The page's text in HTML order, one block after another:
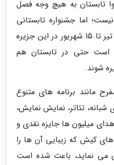
تابستان به هیچ وجه فصل
اما جشنواره تابستانی
کیش که هر سال از تاریخ 15 تیر تا 15 شهریور در این جزیره
است حتی در تابستان هم
شوند.
مانند برنامه های متنوع
تئاتر، نمایش نمایش،
میلیون ها جایزه نقدی و
های کیش که زیبایی آن ها را
نماید، باعث شده است